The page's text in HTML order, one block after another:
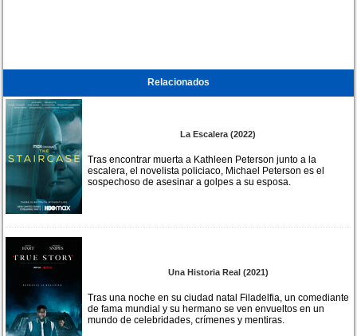
Relacionados
La Escalera (2022)
Tras encontrar muerta a Kathleen Peterson junto a la
escalera, el novelista policiaco, Michael Peterson es el
sospechoso de asesinar a golpes a su esposa.
Una Historia Real (2021)
Tras una noche en su ciudad natal Filadelfia, un comediante
de fama mundial y su hermano se ven envueltos en un
mundo de celebridades, crímenes y mentiras.